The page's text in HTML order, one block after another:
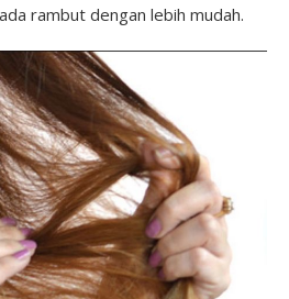
rambut dengan lebih mudah.